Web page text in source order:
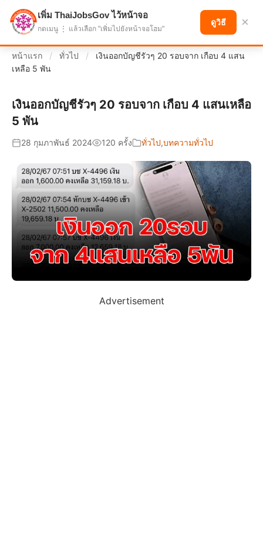
แบ่งปันโอกาส เพื่ออนาคตที่ก้าวหน้า
หน้าแรก / ทั่วไป /
เงินออกบัญชีรัวๆ 20 รอบจาก เกือบ 4 แสน
เหลือ 5 พัน
เงินออกบัญชีรัวๆ 20 รอบจาก เกือบ 4 แสนเหลือ
5 พัน
28 กุมภาพันธ์ 2024 120 ครั้ง ทั่วไป,บทความทั่วไป
Advertisement
เพิ่ม ThaiJobsGov ไว้หน้าจอ
กดเมนู ⋮ แล้วเลือก "เพิ่มไปยังหน้าจอโฮม"
ดูวิธี ×